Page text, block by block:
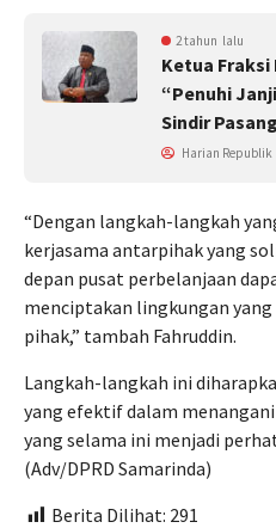
2 tahun lalu
Ketua Fraksi
“Penuhi
Sindir
Harian Republik
“Dengan langkah-langkah
kerjasama antarpihak yang
depan pusat perbelanjaan
menciptakan lingkungan
pihak,” tambah Fahruddin.
Langkah-langkah ini
yang efektif dalam
yang selama ini menjadi
(Adv/DPRD Samarinda)
Berita Dilihat: 291